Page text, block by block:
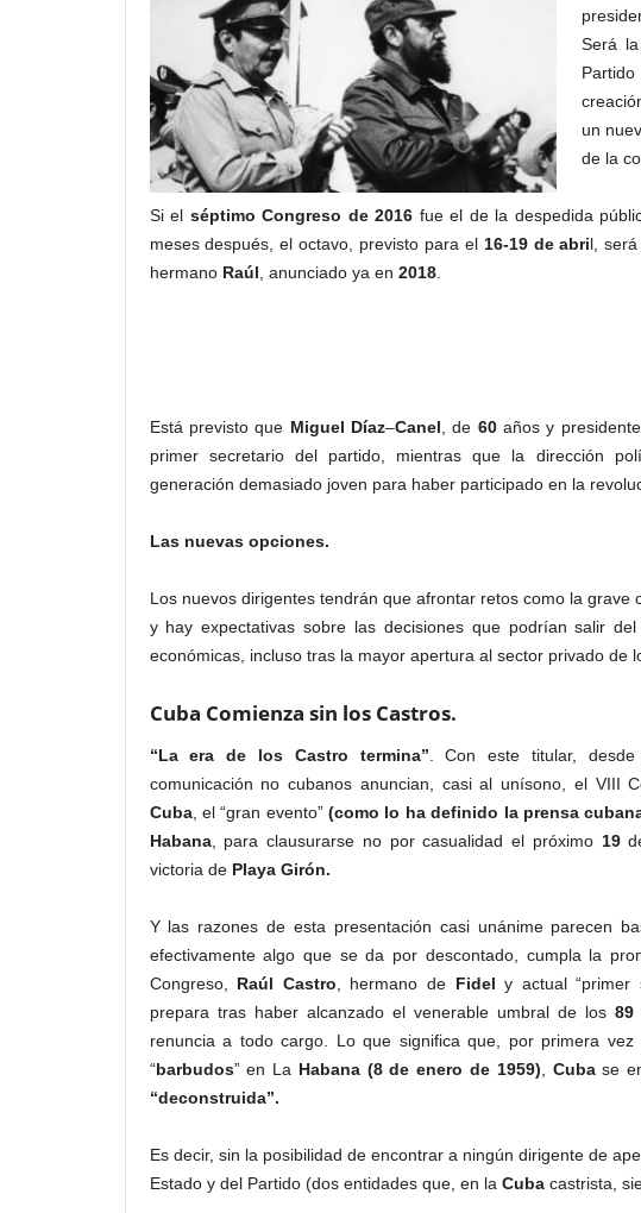
Será
un
de la
Si el séptimo Congreso de 2016 fue el de la despedida
meses después, el octavo, previsto para el 16-19 de abril,
hermano Raúl , anunciado ya en 2018.
Está previsto que Miguel Díaz–Canel , de 60años y
primer secretario del partido, mientras que la dirección
generación demasiado joven para haber participado en la
Las nuevas opciones.
Los nuevos dirigentes tendrán que afrontar retos como la grave
y hay expectativas sobre las decisiones que podrían salir
económicas, incluso tras la mayor apertura al sector privado de
Cuba Comienza sin los Castros.
“La era de los Castro termina” . Con este titular,
comunicación no cubanos anuncian, casi al unísono, el VIII
Cuba, el “gran evento”(como lo ha definido la prensa
Habana, para clausurarse no por casualidad el próximo 19
victoria de Playa Girón.
Y las razones de esta presentación casi unánime parecen
efectivamente algo que se da por descontado, cumpla la
Congreso, Raúl Castro , hermano de Fidel y actual “primer
prepara tras haber alcanzado el venerable umbral de los 89
renuncia a todo cargo. Lo que significa que, por primera
“barbudos” en La Habana (8 de enero de 1959) Cubase
“deconstruida”.
Es decir, sin la posibilidad de encontrar a ningún dirigente de
Estado y del Partido (dos entidades que, en la Cubacastrista,